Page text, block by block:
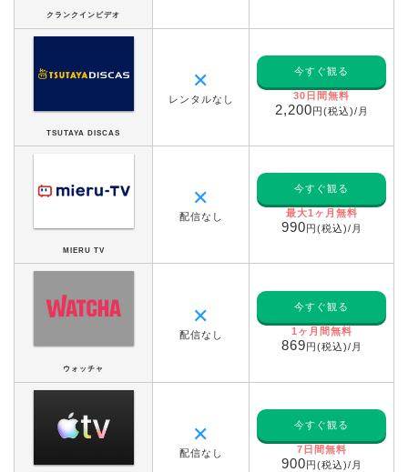
クランクインビデオ
TSUTAYA DISCAS
✕
レンタルなし
今すぐ観る
30日間無料
2,200円(税込)/月
MIERU TV
✕
配信なし
今すぐ観る
最大1ヶ月無料
990円(税込)/月
ウォッチャ
✕
配信なし
今すぐ観る
1ヶ月間無料
869円(税込)/月
✕
配信なし
今すぐ観る
7日間無料
900円(税込)/月